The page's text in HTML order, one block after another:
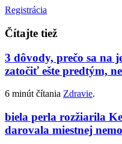
Registrácia
Čítajte tiež
3 dôvody, prečo sa na
zatočiť ešte predtým,
6 minút čítania Zdravie.
biela perla rozžiarila
darovala miestnej